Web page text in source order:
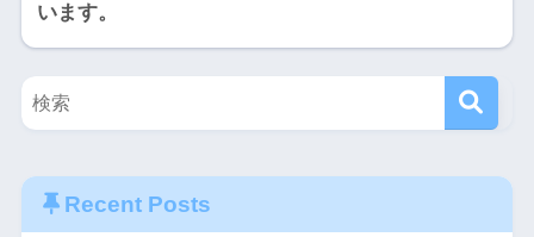
います。
Recent Posts